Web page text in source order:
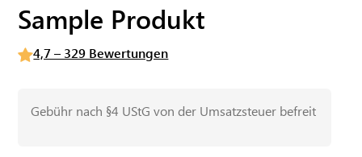
Sample Produkt
4,7 – 329 Bewertungen
Gebühr nach §4 UStG von der Umsatzsteuer befreit